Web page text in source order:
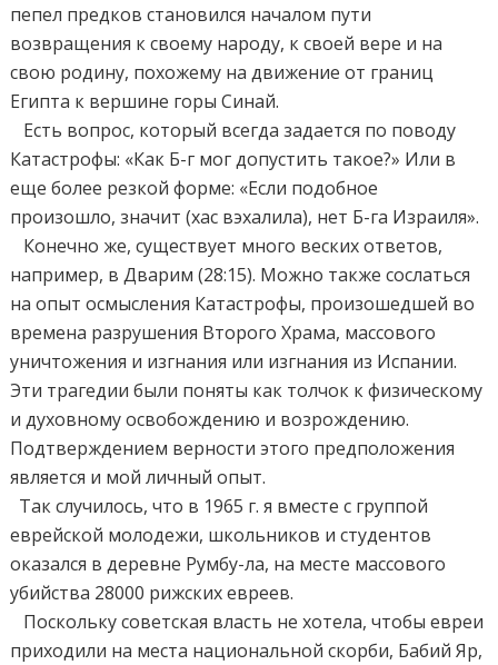
пепел предков становился началом пути
возвращения к своему народу, к своей вере и на
свою родину, похожему на движение от границ
Египта к вершине горы Синай.
Есть вопрос, который всегда задается по поводу
Катастрофы: «Как Б-г мог допустить такое?» Или в
еще более резкой форме: «Если подобное
произошло, значит (хас вэхалила), нет Б-га Израиля».
Конечно же, существует много веских ответов,
например, в Дварим (28:15). Можно также сослаться
на опыт осмысления Катастрофы, произошедшей во
времена разрушения Второго Храма, массового
уничтожения и изгнания или изгнания из Испании.
Эти трагедии были поняты как толчок к физическому
и духовному освобождению и возрождению.
Подтверждением верности этого предположения
является и мой личный опыт.
Так случилось, что в 1965 г. я вместе с группой
еврейской молодежи, школьников и студентов
оказался в деревне Румбу-ла, на месте массового
убийства 28000 рижских евреев.
Поскольку советская власть не хотела, чтобы евреи
приходили на места национальной скорби, Бабий Яр,